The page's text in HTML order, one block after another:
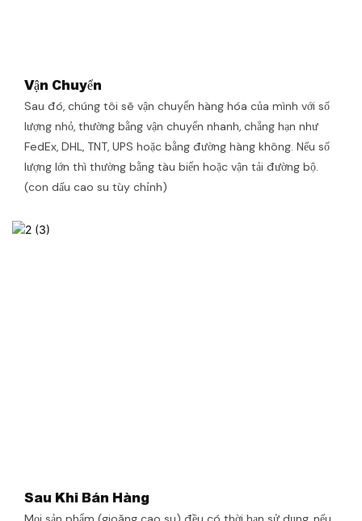
Vận Chuyển
Sau đó, chúng tôi sẽ vận chuyển hàng hóa của mình với số
lượng nhỏ, thường bằng vận chuyển nhanh, chẳng hạn như
FedEx, DHL, TNT, UPS hoặc bằng đường hàng không. Nếu số
lượng lớn thì thường bằng tàu biển hoặc vận tải đường bộ.
(con dấu cao su tùy chỉnh)
Sau Khi Bán Hàng